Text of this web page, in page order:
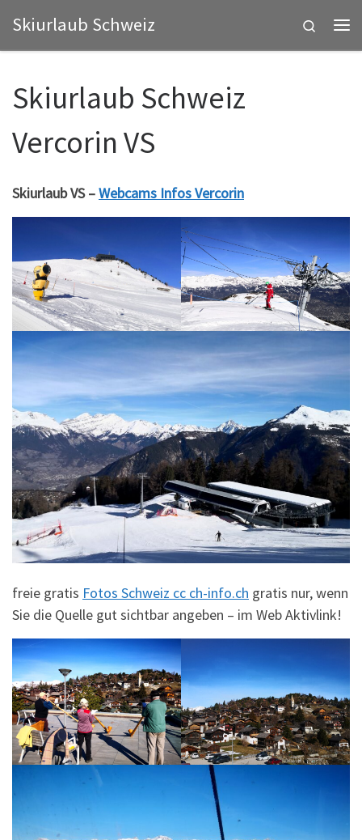
Zum Inhalt springen
Skiurlaub Schweiz
Search
Skiurlaub Schweiz
Vercorin VS
Skiurlaub VS –Webcams Infos Vercorin
freie gratis Fotos Schweiz cc ch-info.ch gratis nur, wenn
Sie die Quelle gut sichtbar angeben – im Web Aktivlink!